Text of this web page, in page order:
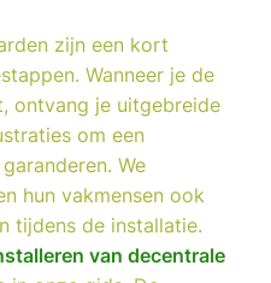
zijn een kort
Wanneer je de
ontvang je uitgebreide
om een
We
hun vakmensen ook
tijdens de installatie.
van decentrale